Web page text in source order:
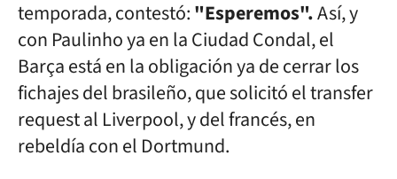
temporada, contestó:"Esperemos".Así, y
con Paulinho ya en la Ciudad Condal, el
Barça está en la obligación ya de cerrar los
fichajes del brasileño, que solicitó el transfer
request al Liverpool, y del francés, en
rebeldía con el Dortmund.